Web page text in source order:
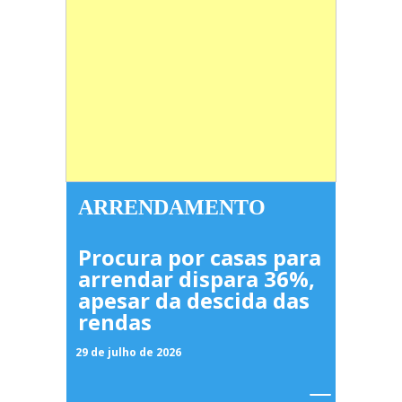
ARRENDAMENTO
Procura por casas para
arrendar dispara 36%,
apesar da descida das
rendas
29 de julho de 2026